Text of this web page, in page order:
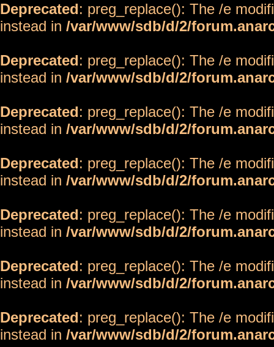
Deprecated: preg_replace(): The /e
instead in /var/www/sdb/d/2/
Deprecated: preg_replace(): The /e
instead in /var/www/sdb/d/2/
Deprecated: preg_replace(): The /e
instead in /var/www/sdb/d/2/
Deprecated: preg_replace(): The /e
instead in /var/www/sdb/d/2/
Deprecated: preg_replace(): The /e
instead in /var/www/sdb/d/2/
Deprecated: preg_replace(): The /e
instead in /var/www/sdb/d/2/
Deprecated: preg_replace(): The /e
instead in /var/www/sdb/d/2/